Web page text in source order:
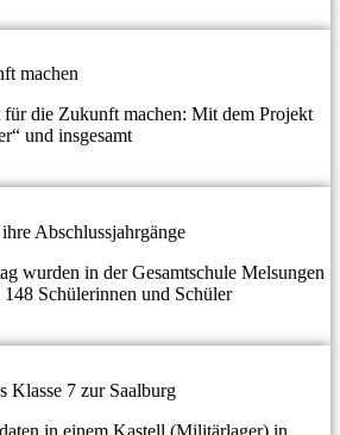
machen
die Zukunft machen: Mit dem Projekt
und insgesamt
Abschlussjahrgänge
wurden in der Gesamtschule Melsungen
Schülerinnen und Schüler
Klasse 7 zur Saalburg
in einem Kastell (Militärlager) in